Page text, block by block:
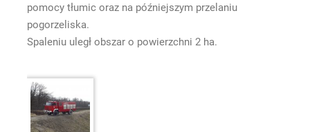
pomocy tłumic oraz na późniejszym przelaniu
pogorzeliska.
Spaleniu uległ obszar o powierzchni 2 ha.